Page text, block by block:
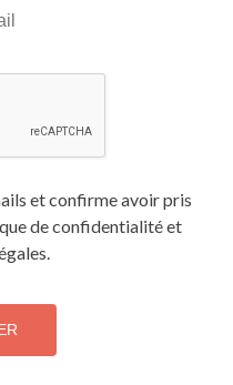
et confirme avoir pris
de confidentialité et